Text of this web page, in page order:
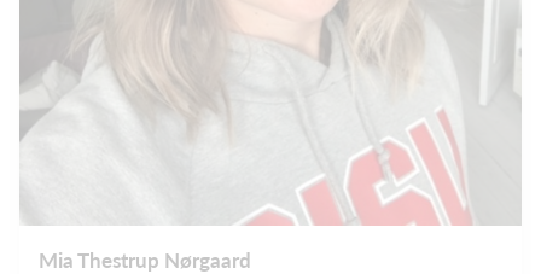
Mia Thestrup Nørgaard